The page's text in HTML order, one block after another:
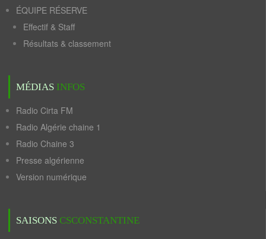
ÉQUIPE RÉSERVE
Effectif & Staff
Résultats & classement
MÉDIAS INFOS
Radio Cirta FM
Radio Algérie chaine 1
Radio Chaine 3
Presse algérienne
Version numérique
SAISONS CSCONSTANTINE